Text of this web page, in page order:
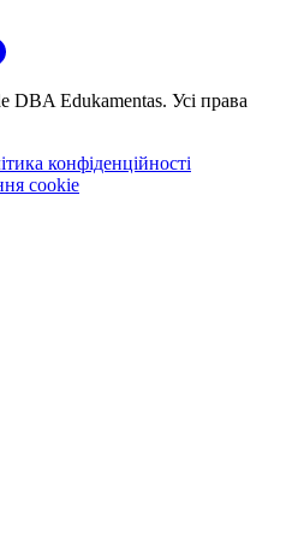
DBA Edukamentas. Усі права
конфіденційності
cookie